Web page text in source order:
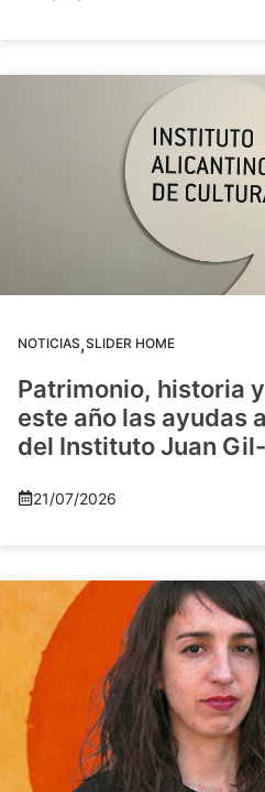
NOTICIAS,SLIDER HOME
Patrimonio, historia
este año las ayudas
del Instituto Juan
21/07/2026